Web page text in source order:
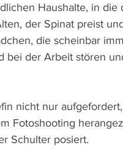
Haushalte, in die
der Spinat preist
die scheinbar
bei der Arbeit stören
nicht nur
Fotoshooting
Schulter posiert.